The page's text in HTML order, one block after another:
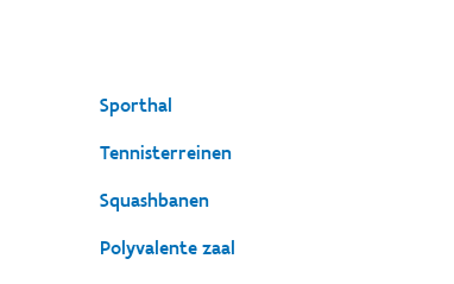
Sporthal
Tennisterreinen
Squashbanen
Polyvalente zaal